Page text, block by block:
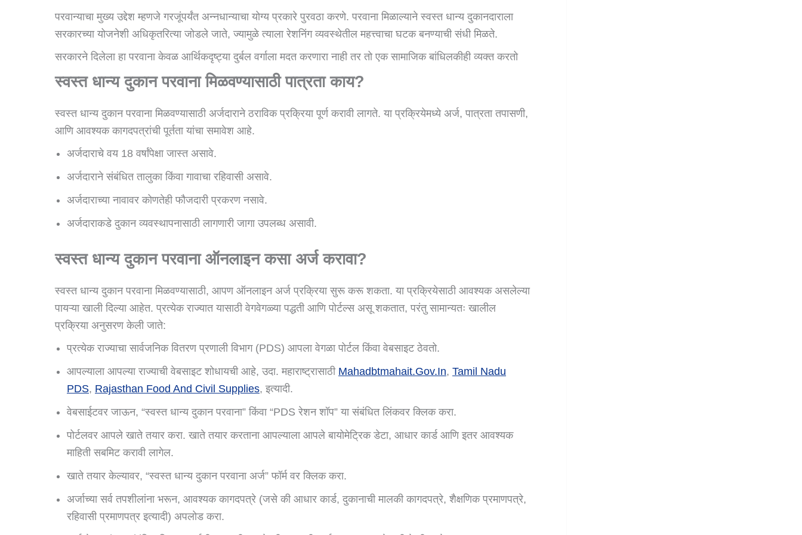
परवान्याचा मुख्य उद्देश म्हणजे गरजूंपर्यंत अन्नधान्याचा योग्य प्रकारे पुरवठा करणे. परवाना मिळाल्याने स्वस्त धान्य दुकानदाराला
सरकारच्या योजनेशी अधिकृतरित्या जोडले जाते, ज्यामुळे त्याला रेशनिंग व्यवस्थेतील महत्त्वाचा घटक बनण्याची संधी मिळते.
सरकारने दिलेला हा परवाना केवळ आर्थिकदृष्ट्या दुर्बल वर्गाला मदत करणारा नाही तर तो एक सामाजिक बांधिलकीही व्यक्त करतो
स्वस्त धान्य दुकान परवाना मिळवण्यासाठी पात्रता काय?
स्वस्त धान्य दुकान परवाना मिळवण्यासाठी अर्जदाराने ठराविक प्रक्रिया पूर्ण करावी लागते. या प्रक्रियेमध्ये अर्ज, पात्रता तपासणी,
आणि आवश्यक कागदपत्रांची पूर्तता यांचा समावेश आहे.
अर्जदाराचे वय 18 वर्षांपेक्षा जास्त असावे.
अर्जदाराने संबंधित तालुका किंवा गावाचा रहिवासी असावे.
अर्जदाराच्या नावावर कोणतेही फौजदारी प्रकरण नसावे.
अर्जदाराकडे दुकान व्यवस्थापनासाठी लागणारी जागा उपलब्ध असावी.
स्वस्त धान्य दुकान परवाना ऑनलाइन कसा अर्ज करावा?
स्वस्त धान्य दुकान परवाना मिळवण्यासाठी, आपण ऑनलाइन अर्ज प्रक्रिया सुरू करू शकता. या प्रक्रियेसाठी आवश्यक असलेल्या
पायऱ्या खाली दिल्या आहेत. प्रत्येक राज्यात यासाठी वेगवेगळ्या पद्धती आणि पोर्टल्स असू शकतात, परंतु सामान्यतः खालील
प्रक्रिया अनुसरण केली जाते:
प्रत्येक राज्याचा सार्वजनिक वितरण प्रणाली विभाग (PDS) आपला वेगळा पोर्टल किंवा वेबसाइट ठेवतो.
आपल्याला आपल्या राज्याची वेबसाइट शोधायची आहे, उदा. महाराष्ट्रासाठी Mahadbtmahait.gov.in, Tamil Nadu
PDS, Rajasthan Food And Civil Supplies, इत्यादी.
वेबसाईटवर जाऊन, “स्वस्त धान्य दुकान परवाना” किंवा “PDS रेशन शॉप” या संबंधित लिंकवर क्लिक करा.
पोर्टलवर आपले खाते तयार करा. खाते तयार करताना आपल्याला आपले बायोमेट्रिक डेटा, आधार कार्ड आणि इतर आवश्यक
माहिती सबमिट करावी लागेल.
खाते तयार केल्यावर, “स्वस्त धान्य दुकान परवाना अर्ज” फॉर्म वर क्लिक करा.
अर्जाच्या सर्व तपशीलांना भरून, आवश्यक कागदपत्रे (जसे की आधार कार्ड, दुकानाची मालकी कागदपत्रे, शैक्षणिक प्रमाणपत्रे,
रहिवासी प्रमाणपत्र इत्यादी) अपलोड करा.